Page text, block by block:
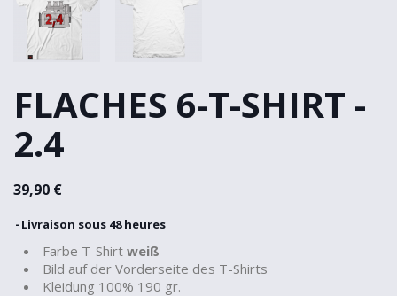
FLACHES 6-T-SHIRT -
2.4
39,90 €
Livraison sous 48 heures
Farbe T-Shirt weiß
Bild auf der Vorderseite des T-Shirts
Kleidung 100% 190 gr.